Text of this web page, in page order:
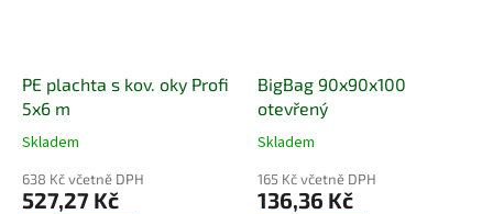
PE plachta s kov. oky Profi
5x6 m
Skladem
638 Kč včetně DPH
527,27 Kč
BigBag 90x90x100
otevřený
Skladem
165 Kč včetně DPH
136,36 Kč